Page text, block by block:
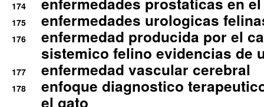
174
175 enfermedades urologicas
176
enfermedad producida por el
sistemico felino evidencias de
177 enfermedad vascular cerebral
178
enfoque diagnostico
el gato